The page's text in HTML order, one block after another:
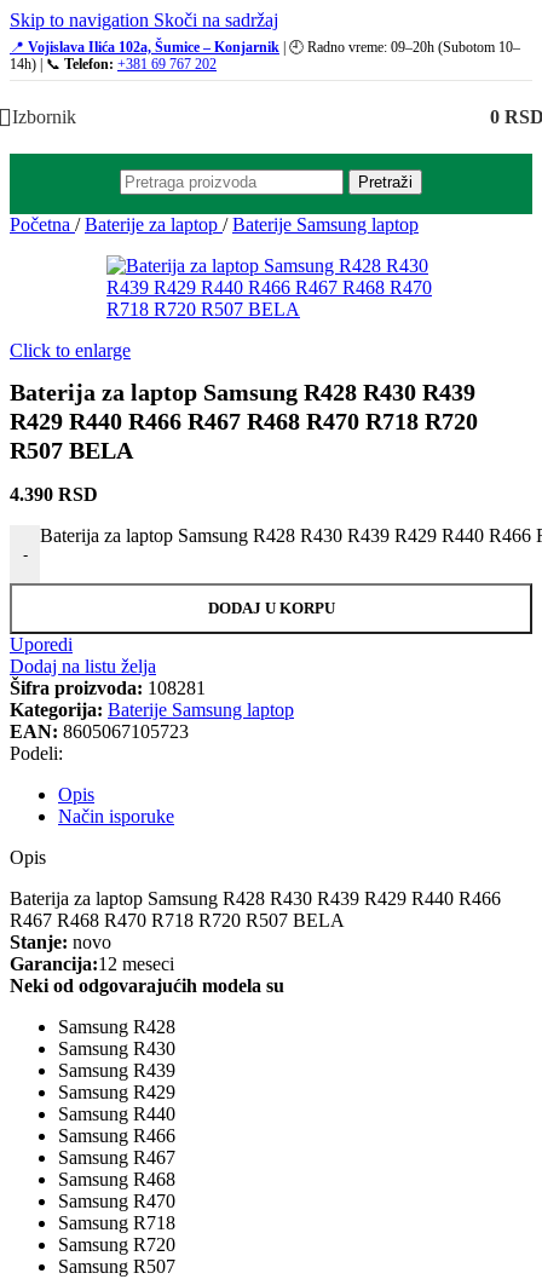
Skip to navigation Skoči na sadržaj
📍 Vojislava Ilića 102a, Šumice – Konjarnik | 🕘 Radno vreme: 09–20h (Subotom 10–
14h) | 📞 Telefon: +381 69 767 202
Izbornik 0
Pretraži
Početna / Baterije za laptop / Baterije Samsung laptop
Click to enlarge
Baterija za laptop Samsung R428 R430 R439
R429 R440 R466 R467 R468 R470 R718 R720
R507 BELA
4.390 RSD
-
Baterija za laptop Samsung R428 R430 R439 R429 R440
DODAJ U KORPU
Uporedi
Dodaj na listu želja
Šifra proizvoda: 108281
Kategorija: Baterije Samsung laptop
EAN: 8605067105723
Podeli:
Opis
Način isporuke
Opis
Baterija za laptop Samsung R428 R430 R439 R429 R440 R466
R467 R468 R470 R718 R720 R507 BELA
Stanje: novo
Garancija:12 meseci
Neki od odgovarajućih modela su
Samsung R428
Samsung R430
Samsung R439
Samsung R429
Samsung R440
Samsung R466
Samsung R467
Samsung R468
Samsung R470
Samsung R718
Samsung R720
Samsung R507